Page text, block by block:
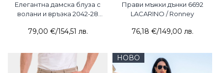
Елегантна дамска блуза с
волани и връзка 2042-28
79,00 €/154,51 лв.
Прави мъжки дънки 6692
LACARINO / Ronney
76,18 €/149,00 лв.
НОВО